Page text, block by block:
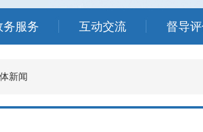
务服务 互动交流 督导
新闻